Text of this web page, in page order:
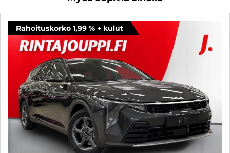
Rahoituskorko 1,99 % + kulut